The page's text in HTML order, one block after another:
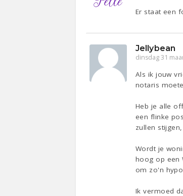
Er staat een
Jellybean
dinsdag 31
Als ik jouw
notaris
Heb je alle
een flinke
zullen
Wordt je
hoog op een
om zo'n
Ik vermoed